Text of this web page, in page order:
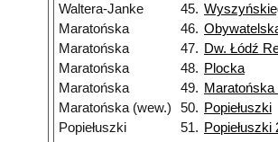
Waltera-Janke
45.
Maratońska
46.
Maratońska
47. Dw. Łódź
Maratońska
48. Plocka
Maratońska
49. Maratońska
Maratońska (wew.)
50. Popiełuszki
Popiełuszki
51. Popiełuszki